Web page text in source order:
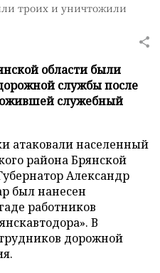
троих и уничтожили
области были
службы после
служебный
атаковали населенный
района Брянской
Александр
был нанесен
работников
В
дорожной